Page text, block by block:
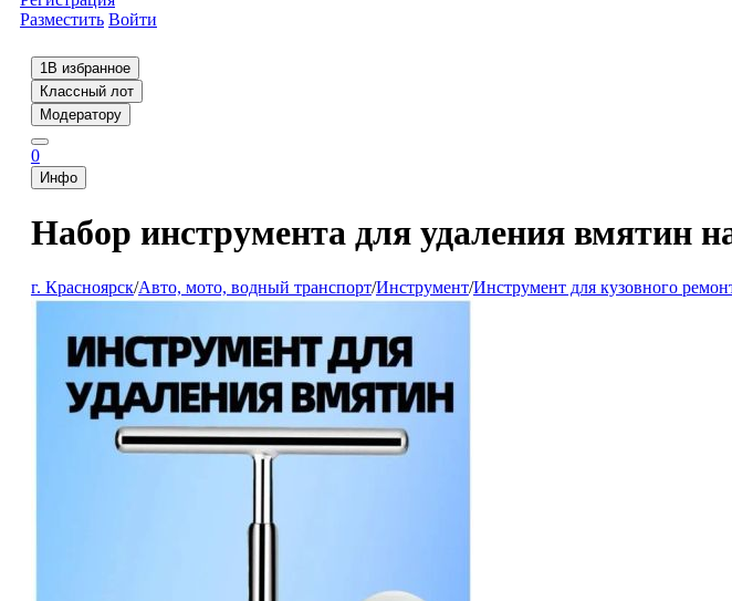
Разместить Войти
1В избранное
Классный лот
Модератору
0
Инфо
Набор инструмента для удаления вмятин
г. Красноярск/Авто, мото, водный транспорт/Инструмент/Инструмент для кузовного